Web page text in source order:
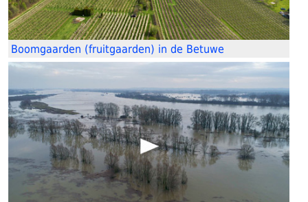
Boomgaarden (fruitgaarden) in de Betuwe